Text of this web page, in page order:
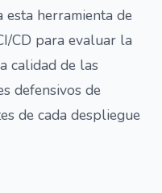
esta herramienta de
CD para evaluar la
calidad de las
defensivos de
de cada despliegue